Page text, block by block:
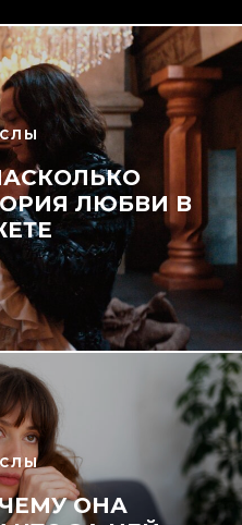
ЛЮБВИ В
ОНА